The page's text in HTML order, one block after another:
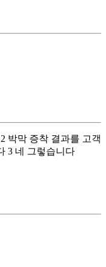
박막 증착 결과를 고객
3 네 그렇습니다